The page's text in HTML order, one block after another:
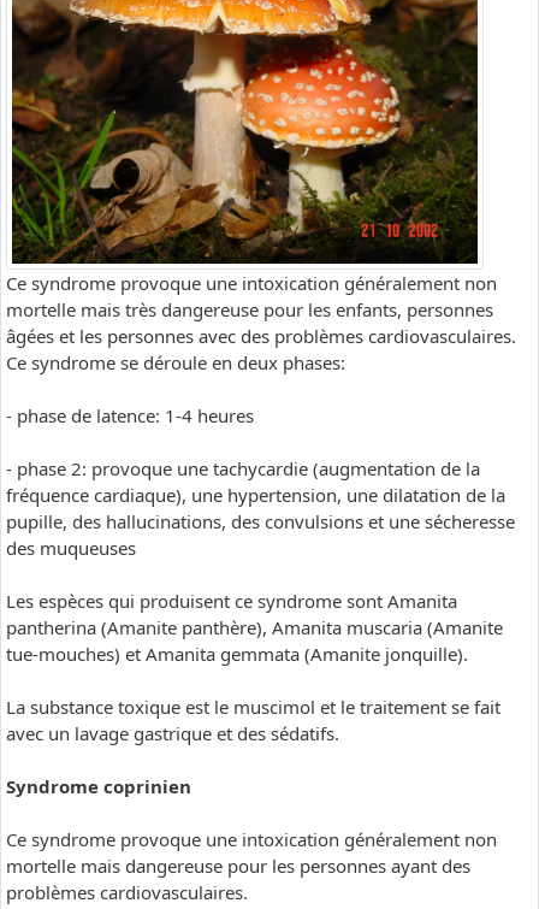
Ce syndrome provoque une intoxication généralement non
mortelle mais très dangereuse pour les enfants, personnes
âgées et les personnes avec des problèmes cardiovasculaires.
Ce syndrome se déroule en deux phases:
- phase de latence: 1-4 heures
- phase 2: provoque une tachycardie (augmentation de la
fréquence cardiaque), une hypertension, une dilatation de la
pupille, des hallucinations, des convulsions et une sécheresse
des muqueuses
Les espèces qui produisent ce syndrome sont Amanita
pantherina (Amanite panthère), Amanita muscaria (Amanite
tue-mouches) et Amanita gemmata (Amanite jonquille).
La substance toxique est le muscimol et le traitement se fait
avec un lavage gastrique et des sédatifs.
Syndrome coprinien
Ce syndrome provoque une intoxication généralement non
mortelle mais dangereuse pour les personnes ayant des
problèmes cardiovasculaires.